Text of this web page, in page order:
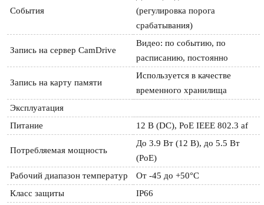
События
(регулировка порога
срабатывания)
Запись на сервер CamDrive
Видео: по событию, по
расписанию, постоянно
Запись на карту памяти
Используется в качестве
временного хранилища
Эксплуатация
Питание
12 В (DC), PoE IEEE 802.3 af
Потребляемая мощность
До 3.9 Вт (12 В), до 5.5 Вт
(PoE)
Рабочий диапазон температур
От -45 до +50°С
Класс защиты
IP66